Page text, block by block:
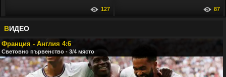
127 87
ВИДЕО
Франция - Англия 4:6
Световно първенство - 3/4 място